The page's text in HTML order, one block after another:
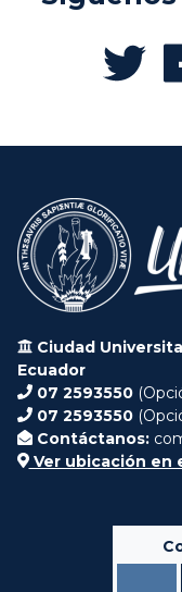
Ciudad
Ecuador
07 2593550
07 2593550
Contáctanos:
Ver ubicación en